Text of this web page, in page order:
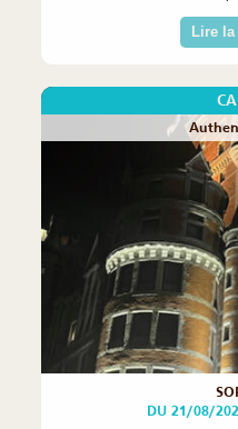
Lire
DU 21/08/